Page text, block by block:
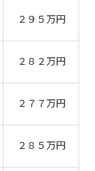
２９５万円
２８２万円
２７７万円
２８５万円